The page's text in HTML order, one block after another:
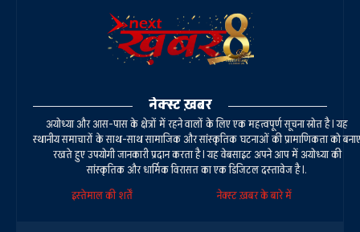
नेक्स्ट ख़बर
अयोध्या और आस-पास के क्षेत्रों में रहने वालों के लिए एक महत्वपूर्ण सूचना स्रोत है। यह
स्थानीय समाचारों के साथ-साथ सामाजिक और सांस्कृतिक घटनाओं की प्रामाणिकता को बनाए
रखते हुए उपयोगी जानकारी प्रदान करता है। यह वेबसाइट अपने आप में अयोध्या की
सांस्कृतिक और धार्मिक विरासत का एक डिजिटल दस्तावेज है।.
इस्तेमाल की शर्तें
नेक्स्ट ख़बर के बारे में